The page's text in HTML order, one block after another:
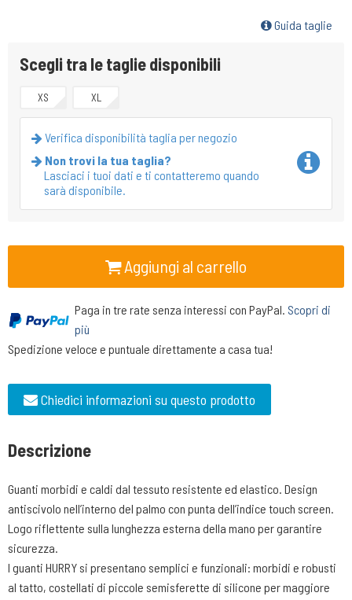
Guida taglie
Scegli tra le taglie disponibili
XS XL
Verifica disponibilità taglia per negozio
Non trovi la tua taglia?
Lasciaci i tuoi dati e ti contatteremo quando
sarà disponibile.
Aggiungi al carrello
Paga in tre rate senza interessi con PayPal. Scopri di
più
Spedizione veloce e puntuale direttamente a casa tua!
Chiedici informazioni su questo prodotto
Descrizione
Guanti morbidi e caldi dal tessuto resistente ed elastico. Design
antiscivolo nell’interno del palmo con punta dell’indice touch screen.
Logo riflettente sulla lunghezza esterna della mano per garantire
sicurezza.
I guanti HURRY si presentano semplici e funzionali: morbidi e robusti
al tatto, costellati di piccole semisferette di silicone per maggiore